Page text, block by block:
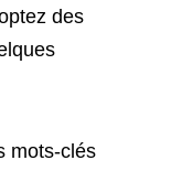
des
mots-clés